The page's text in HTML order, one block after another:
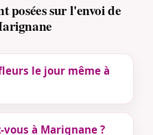
posées sur l'envoi de
le jour même à
vous à Marignane ?